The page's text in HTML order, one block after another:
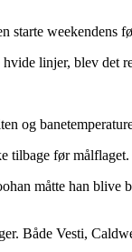
weekendens
linjer, blev det
og
tilbage før målflaget.
måtte han
Både Vesti,